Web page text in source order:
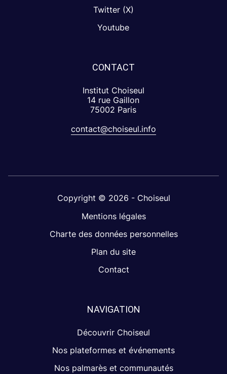
Twitter (X)
Youtube
CONTACT
Institut Choiseul
14 rue Gaillon
75002 Paris
contact@choiseul.info
Copyright © 2026 - Choiseul
Mentions légales
Charte des données personnelles
Plan du site
Contact
NAVIGATION
Découvrir Choiseul
Nos plateformes et événements
Nos palmarès et communautés